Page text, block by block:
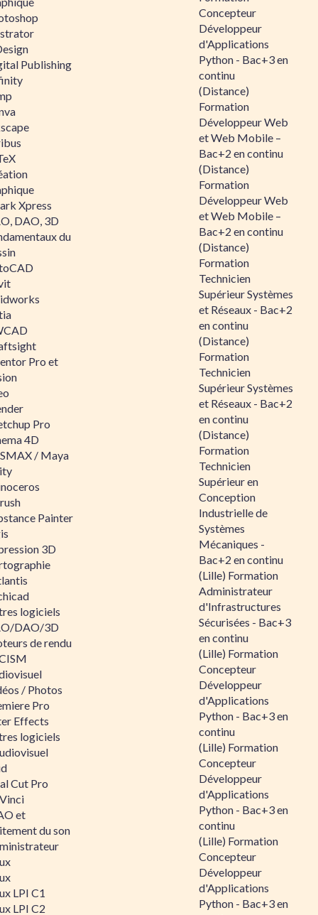
Publishing
Xpress
DAO, 3D
du
Pro et
Pro
4D
/ Maya
Painter
3D
logiciels
DAO/3D
de rendu
/ Photos
Pro
Effects
logiciels
Cut Pro
et
du son
LPI C1
LPI C2
Concepteur
Développeur
d'Applications
Python - Bac+3 en
continu
(Distance)
Formation
Développeur Web
et Web Mobile –
Bac+2 en continu
(Distance)
Formation
Développeur Web
et Web Mobile –
Bac+2 en continu
(Distance)
Formation
Technicien
Supérieur Systèmes
et Réseaux - Bac+2
en continu
(Distance)
Formation
Technicien
Supérieur Systèmes
et Réseaux - Bac+2
en continu
(Distance)
Formation
Technicien
Supérieur en
Conception
Industrielle de
Systèmes
Mécaniques -
Bac+2 en continu
(Lille) Formation
Administrateur
d'Infrastructures
Sécurisées - Bac+3
en continu
(Lille) Formation
Concepteur
Développeur
d'Applications
Python - Bac+3 en
continu
(Lille) Formation
Concepteur
Développeur
d'Applications
Python - Bac+3 en
continu
(Lille) Formation
Concepteur
Développeur
d'Applications
Python - Bac+3 en